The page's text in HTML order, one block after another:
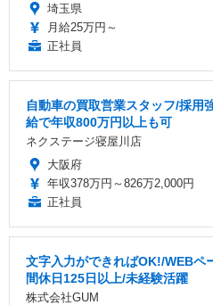
埼玉県
月給25万円～
正社員
自動車の買取営業スタッフ/採用
給で年収800万円以上も可
ネクステージ寝屋川店
大阪府
年収378万円～826万2,000円
正社員
文字入力ができればOK!/WEBペ
間休日125日以上/未経験活躍
株式会社GUM